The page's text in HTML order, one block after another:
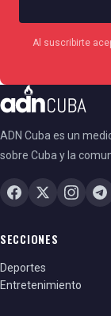
Al suscribirte
ADN Cuba es un
sobre Cuba y la
SECCIONES
Deportes
Entretenimiento